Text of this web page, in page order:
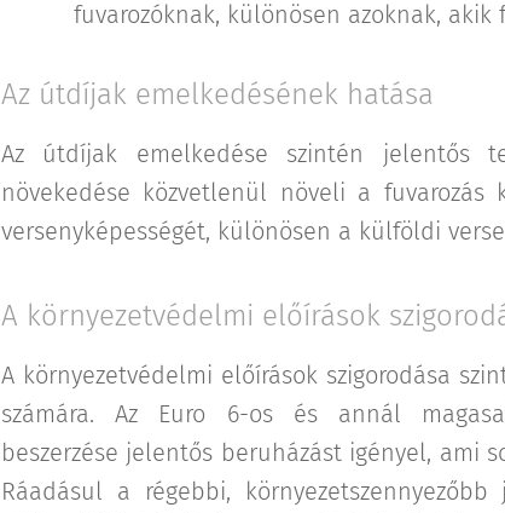
fuvarozóknak, különösen azoknak, akik
Az útdíjak emelkedésének hatása
Az útdíjak emelkedése szintén jelentős
növekedése közvetlenül növeli a
versenyképességét, különösen a külföldi
A környezetvédelmi előírások
A környezetvédelmi előírások szigorodása
számára. Az Euro 6-os és annál
beszerzése jelentős beruházást igényel, ami
Ráadásul a régebbi,